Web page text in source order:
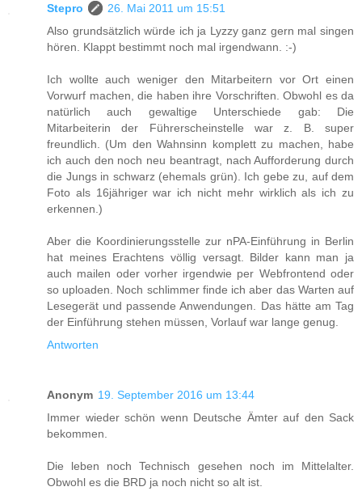
Stepro
26. Mai 2011 um 15:51
Also grundsätzlich würde ich ja Lyzzy ganz gern mal singen
hören. Klappt bestimmt noch mal irgendwann. :-)
Ich wollte auch weniger den Mitarbeitern vor Ort einen
Vorwurf machen, die haben ihre Vorschriften. Obwohl es da
natürlich auch gewaltige Unterschiede gab: Die
Mitarbeiterin der Führerscheinstelle war z. B. super
freundlich. (Um den Wahnsinn komplett zu machen, habe
ich auch den noch neu beantragt, nach Aufforderung durch
die Jungs in schwarz (ehemals grün). Ich gebe zu, auf dem
Foto als 16jähriger war ich nicht mehr wirklich als ich zu
erkennen.)
Aber die Koordinierungsstelle zur nPA-Einführung in Berlin
hat meines Erachtens völlig versagt. Bilder kann man ja
auch mailen oder vorher irgendwie per Webfrontend oder
so uploaden. Noch schlimmer finde ich aber das Warten auf
Lesegerät und passende Anwendungen. Das hätte am Tag
der Einführung stehen müssen, Vorlauf war lange genug.
Antworten
Anonym 19. September 2016 um 13:44
Immer wieder schön wenn Deutsche Ämter auf den Sack
bekommen.
Die leben noch Technisch gesehen noch im Mittelalter.
Obwohl es die BRD ja noch nicht so alt ist.